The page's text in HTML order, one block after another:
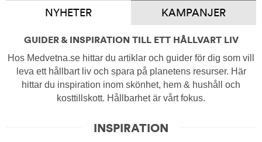
NYHETER KAMPANJER
GUIDER & INSPIRATION TILL ETT HÅLLVART LIV
Hos Medvetna.se hittar du artiklar och guider för dig som vill
leva ett hållbart liv och spara på planetens resurser. Här
hittar du inspiration inom skönhet, hem & hushåll och
kosttillskott. Hållbarhet är vårt fokus.
INSPIRATION